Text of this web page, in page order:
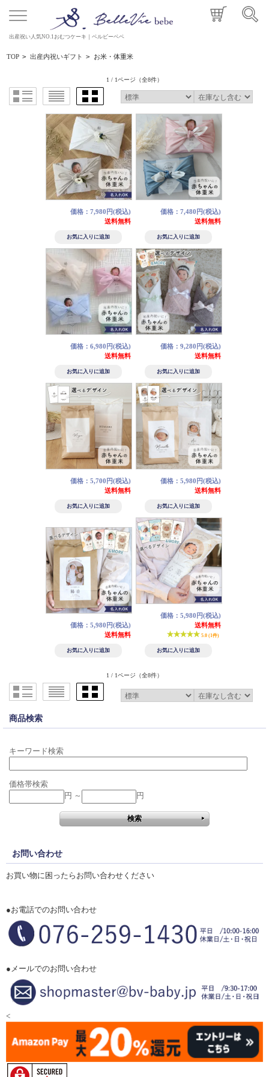
出産祝い人気NO.1おむつケーキ｜ベルビーベベ
TOP > 出産内祝いギフト > お米・体重米
1 / 1ページ （全8件）
価格：7,980円(税込)
送料無料
価格：7,480円(税込)
送料無料
価格：6,980円(税込)
送料無料
価格：9,280円(税込)
送料無料
価格：5,700円(税込)
送料無料
価格：5,980円(税込)
送料無料
価格：5,980円(税込)
送料無料
価格：5,980円(税込)
送料無料
5.0 (1件)
1 / 1ページ （全8件）
商品検索
キーワード検索
価格帯検索
円 ～
円
お問い合わせ
お買い物に困ったらお問い合わせください
●お電話でのお問い合わせ
●メールでのお問い合わせ
<